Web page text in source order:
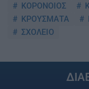
ΚΟΡΟΝΟΙΟΣ
ΚΡΟΥΣΜΑΤΑ
ΣΧΟΛΕΙΟ